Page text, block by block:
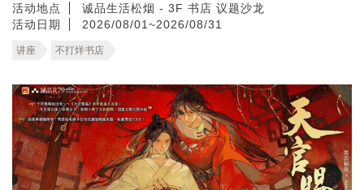
活动地点
诚品生活松烟 - 3F 书店 议题沙龙
活动日期
2026/08/01~2026/08/31
讲座 不打烊书店